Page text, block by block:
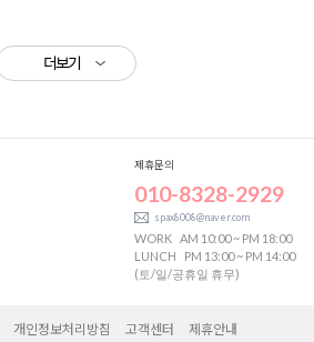
더보기
제휴문의
010-8328-2929
spax8008@naver.com
WORK AM 10:00 ~ PM 18:00
LUNCH
PM 13:00 ~ PM 14:00
(토/일/공휴일 휴무)
개인정보처리방침 고객센터 제휴안내